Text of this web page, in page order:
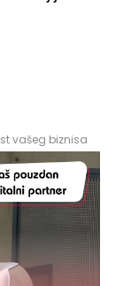
vašeg biznisa